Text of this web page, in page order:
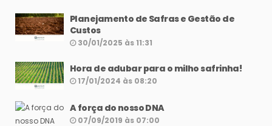
Planejamento de Safras e Gestão de
Custos
30/01/2025 às 11:31
Hora de adubar para o milho safrinha!
17/01/2024 às 08:20
A força do nosso DNA
07/09/2019 às 07:00